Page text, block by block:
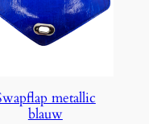
metallic
blauw